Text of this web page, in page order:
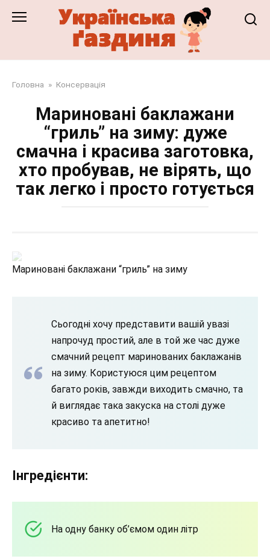
Головна » Консервація
Мариновані баклажани
“гриль” на зиму: дуже
смачна і красива заготовка,
хто пробував, не вірять, що
так легко і просто готується
Мариновані баклажани “гриль” на зиму
Сьогодні хочу представити вашій увазі
напрочуд простий, але в той же час дуже
смачний рецепт маринованих баклажанів
на зиму. Користуюся цим рецептом
багато років, завжди виходить смачно, та
й виглядає така закуска на столі дуже
красиво та апетитно!
Інгредієнти:
На одну банку об’ємом один літр